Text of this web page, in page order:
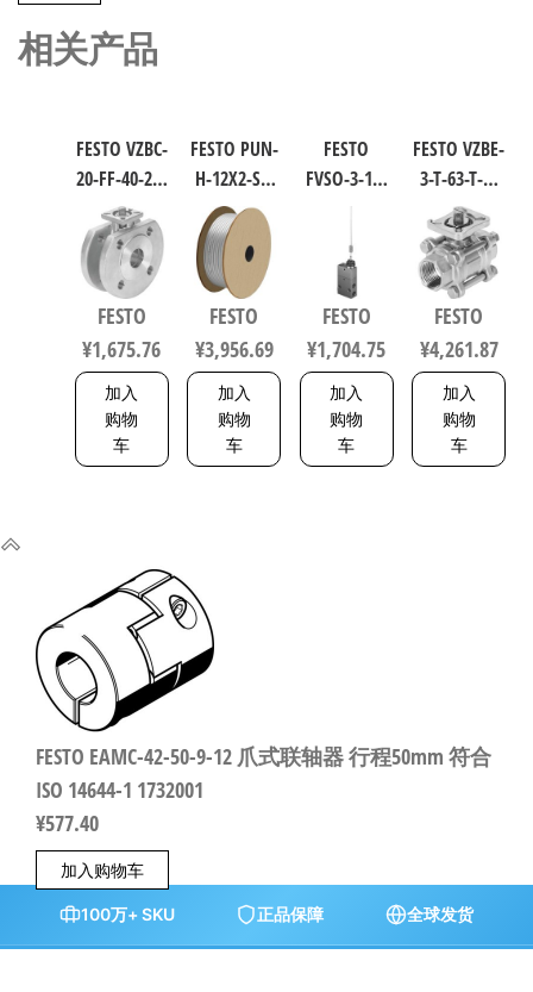
相关产品
FESTO VZBC-
20-FF-40-22-
F0304-V4V4T
电磁阀/控
制阀 规格
20，行程
40mm
1692200
FESTO
¥1,675.76
加入
购物
车
FESTO PUN-
H-12X2-SI-
200 聚氨酯
气动软管
符合ISO
8573-1:2010
558275
FESTO
¥3,956.69
加入
购物
车
FESTO
FVSO-3-1/8
化零部件
规格3 3877
FESTO
¥1,704.75
加入
购物
车
FESTO VZBE-
3-T-63-T-2-
F0710-
V15V16 不
锈钢球阀
行程63mm
符合ISO
5211 0710
FESTO
¥4,261.87
加入
购物
车
FESTO EAMC-42-50-9-12 爪式联轴器 行程50mm 符合
ISO 14644-1 1732001
¥577.40
加入购物车
100万+ SKU 正品保障 全球发货